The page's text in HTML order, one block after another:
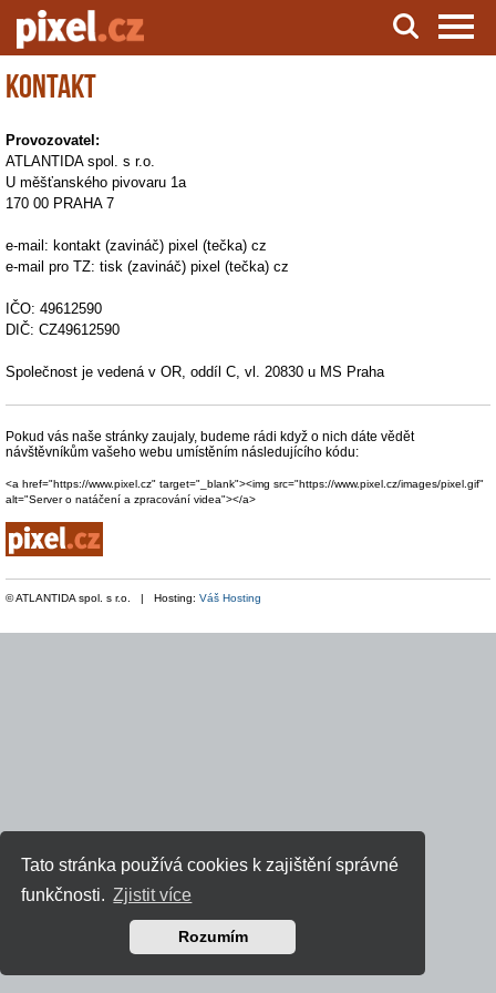
Tato stránka používá cookies k zajištění správné
funkčnosti. Zjistit více
Rozumím
Server o natáčení a zpracování videa
Kontakt
Provozovatel:
ATLANTIDA spol. s r.o.
U měšťanského pivovaru 1a
170 00 PRAHA 7
e-mail: kontakt (zavináč) pixel (tečka) cz
e-mail pro TZ: tisk (zavináč) pixel (tečka) cz
IČO: 49612590
DIČ: CZ49612590
Společnost je vedená v OR, oddíl C, vl. 20830 u MS Praha
Pokud vás naše stránky zaujaly, budeme rádi když o nich dáte vědět
návštěvníkům vašeho webu umístěním následujícího kódu:
<a href="https://www.pixel.cz" target="_blank"><img src="https://www.pixel.cz/images/pixel.gif"
alt="Server o natáčení a zpracování videa"></a>
© ATLANTIDA spol. s r.o. | Hosting: Váš Hosting